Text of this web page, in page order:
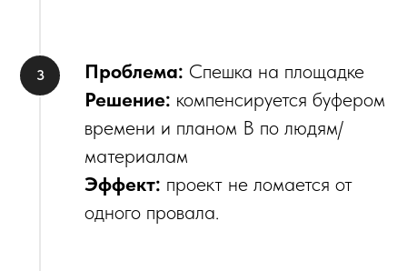
Проблема: Спешка на площадке
Решение: компенсируется буфером
времени и планом B по людям/
материалам
Эффект: проект не ломается от
одного провала.